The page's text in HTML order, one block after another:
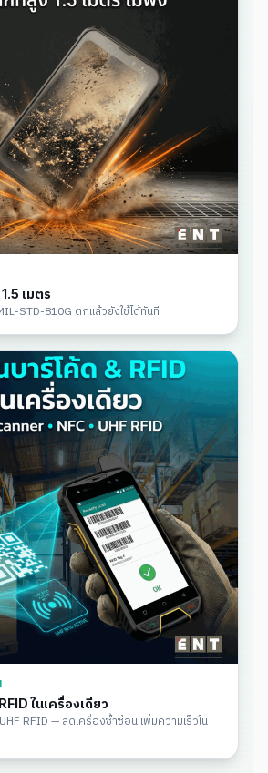
เมตร
STD-810G ตกแล้วยังใช้ได้ทันที
ในเครื่องเดียว
UHF RFID — ลดเครื่องซ้ำซ้อน เพิ่มความเร็วใน